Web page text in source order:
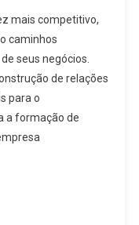
mais competitivo,
caminhos
seus negócios.
de relações
para o
a formação de